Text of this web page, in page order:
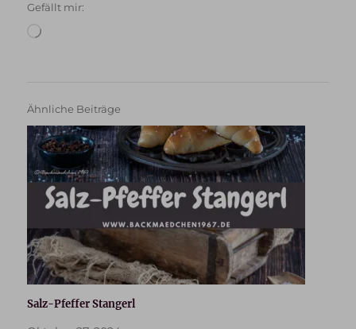
Gefällt mir:
Wird
geladen …
Ähnliche Beiträge
Salz-Pfeffer Stangerl